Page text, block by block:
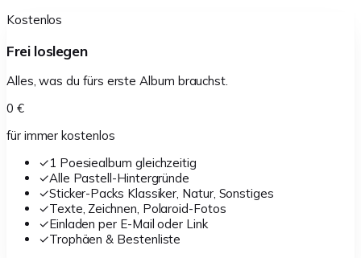
Kostenlos
Frei loslegen
Alles, was du fürs erste Album brauchst.
0 €
für immer kostenlos
✓1 Poesiealbum gleichzeitig
✓Alle Pastell-Hintergründe
✓Sticker-Packs Klassiker, Natur, Sonstiges
✓Texte, Zeichnen, Polaroid-Fotos
✓Einladen per E-Mail oder Link
✓Trophäen & Bestenliste